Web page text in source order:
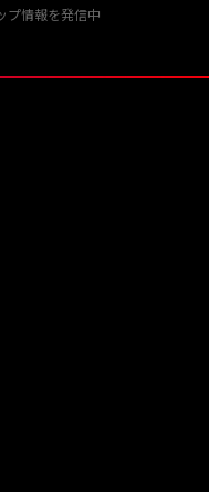
プ情報を発信中